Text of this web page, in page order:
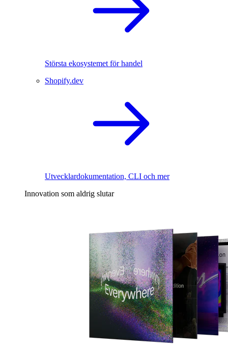
Största ekosystemet för handel
Shopify.dev
Utvecklardokumentation, CLI och mer
Innovation som aldrig slutar